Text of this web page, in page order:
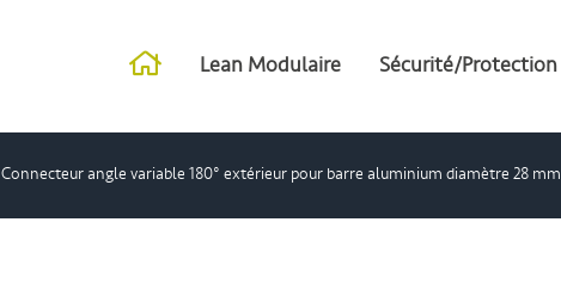
Lean Modulaire Sécurité/Protection
Connecteur angle variable 180° extérieur pour barre aluminium diamètre 28 mm